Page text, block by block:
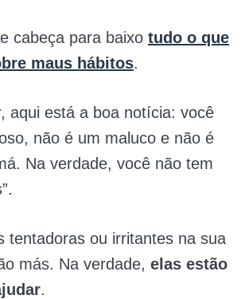
cabeça para baixo tudo o que
maus hábitos.
aqui está a boa notícia: você
não é um maluco e não é
Na verdade, você não tem
tentadoras ou irritantes na sua
más. Na verdade, elas estão
.